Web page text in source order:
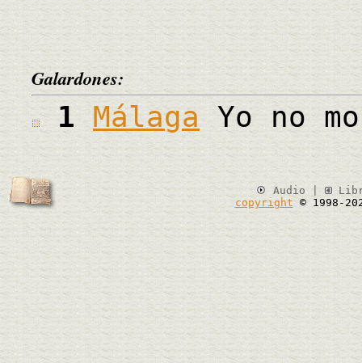
Galardones:
1Málaga Yo no
Audio |
copyright © 1998-